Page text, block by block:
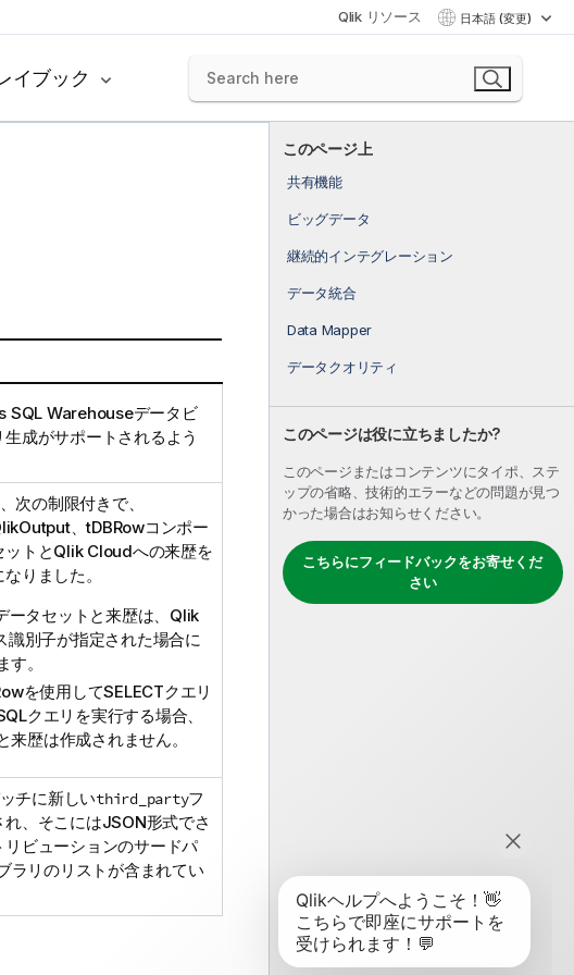
Qlik リソース 日本語 (変更)
イブック
このページ上
共有機能
ビッグデータ
継続的インテグレーション
データ統合
Data Mapper
データクオリティ
このページは役に立ちましたか?
このページまたはコンテンツにタイポ、ステ
ップの省略、技術的エラーなどの問題が見つ
かった場合はお知らせください。
こちらにフィードバックをお寄せくだ
さい
SQL Warehouseデータビ
成がサポートされるよう
次の制限付きで、
、tDBRowコンポー
トとQlik Cloudへの来歴を
りました。
タセットと来歴は、 Qlik
識別子が指定された場合に
。
を使用してSELECTクエリ
クエリを実行する場合、
来歴は作成されません。
チに新しいthird_partyフ
れ、そこにはJSON形式でさ
リビューションのサードパ
ラリのリストが含まれてい